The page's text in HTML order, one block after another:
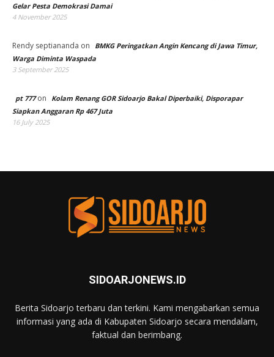
Gelar Pesta Demokrasi Damai
4 November 2025
Rendy septiananda on
BMKG Peringatkan Angin Kencang di Jawa Timur,
Warga Diminta Waspada
3 September 2025
pt 777on
Kolam Renang GOR Sidoarjo Bakal Diperbaiki, Disporapar
Siapkan Anggaran Rp 467 Juta
16 July 2025
SIDOARJONEWS.ID
Berita Sidoarjo terbaru dan terkini. Kami mengabarkan semua
informasi yang ada di Kabupaten Sidoarjo secara mendalam,
faktual dan berimbang.